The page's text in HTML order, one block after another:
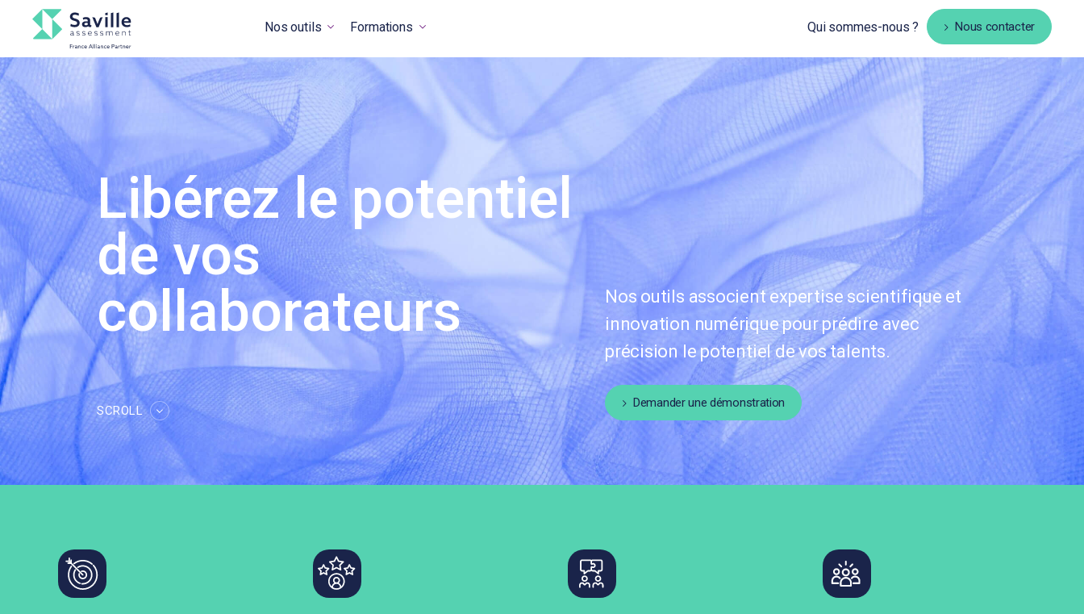
Nos outils Formations Qui sommes-nous ? Nous contacter
Libérez le potentiel
de vos
collaborateurs
SCROLL
Nos outils associent expertise scientifique et
innovation numérique pour prédire avec
précision le potentiel de vos talents.
Demander une démonstration